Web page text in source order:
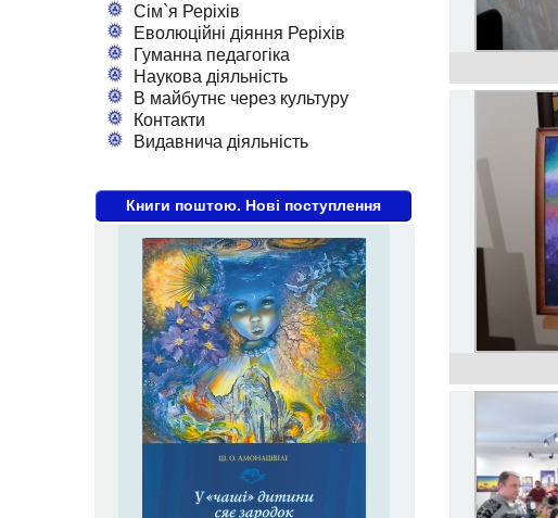
Сім`я Реріхів
Еволюційні діяння Реріхів
Гуманна педагогіка
Наукова діяльність
В майбутнє через культуру
Контакти
Видавнича діяльність
Книги поштою. Нові поступлення